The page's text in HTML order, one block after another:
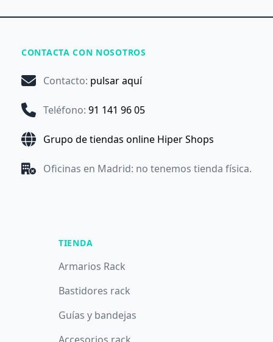
CONTACTA CON NOSOTROS
Contacto: pulsar aquí
Teléfono: 91 141 96 05
Grupo de tiendas online Hiper Shops
Oficinas en Madrid: no tenemos tienda física.
TIENDA
Armarios Rack
Bastidores rack
Guías y bandejas